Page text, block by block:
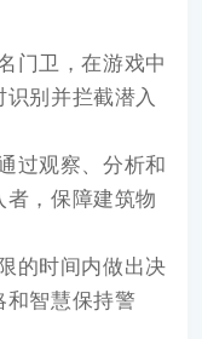
门卫，在游戏中
别并拦截潜入
过观察、分析和
，保障建筑物
的时间内做出决
和智慧保持警